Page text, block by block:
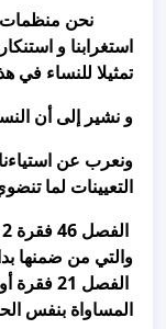
نحن منظمات
تمثيلا للنساء في
و نشير إلى أن
ونعرب عن
التعيينات لما
والتي من ضمنها
الفصل
المساواة بنفس